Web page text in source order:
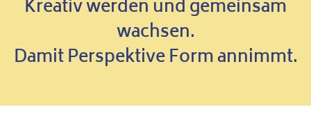
Kreativ werden und gemeinsam
wachsen.
Damit Perspektive Form annimmt.